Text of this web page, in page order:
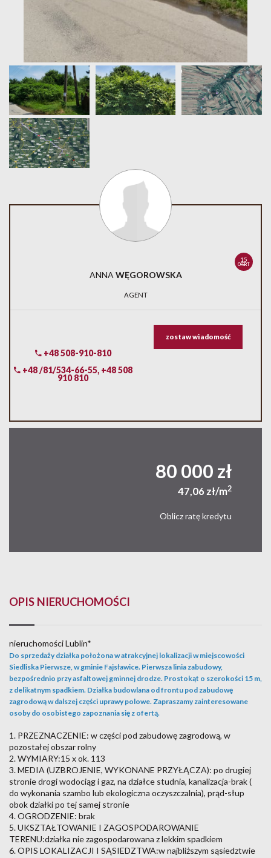
15
OFERT
ANNA WĘGOROWSKA
AGENT
+48 508-910-810
+48 /81/534-66-55, +48 508
910 810
zostaw wiadomość
80 000 zł
47,06 zł/m2
Oblicz ratę kredytu
OPIS NIERUCHOMOŚCI
nieruchomości Lublin*
Do sprzedaży działka położona w atrakcyjnej lokalizacji w miejscowości
Siedliska Pierwsze, w gminie Fajsławice. Pierwsza linia zabudowy,
bezpośrednio przy asfaltowej gminnej drodze. Prostokąt o szerokości 15 m,
z delikatnym spadkiem. Działka budowlana od frontu pod zabudowę
zagrodową w dalszej części uprawy polowe. Zapraszamy zainteresowane
osoby do osobistego zapoznania się z ofertą.
1. PRZEZNACZENIE: w części pod zabudowę zagrodową, w
pozostałej obszar rolny
2. WYMIARY:15 x ok. 113
3. MEDIA (UZBROJENIE, WYKONANE PRZYŁĄCZA): po drugiej
stronie drogi wodociąg i gaz, na działce studnia, kanalizacja-brak (
do wykonania szambo lub ekologiczna oczyszczalnia), prąd-słup
obok działki po tej samej stronie
4. OGRODZENIE: brak
5. UKSZTAŁTOWANIE I ZAGOSPODAROWANIE
TERENU:działka nie zagospodarowana z lekkim spadkiem
6. OPIS LOKALIZACJI I SĄSIEDZTWA:w najbliższym sąsiedztwie